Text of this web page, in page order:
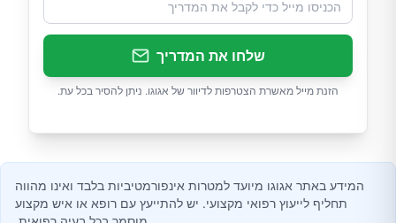
שלחו את המדריך
הזנת מייל מאשרת הצטרפות לדיוור של אגוגו. ניתן להסיר בכל עת.
המידע באתר אגוגו מיועד למטרות אינפורמטיביות בלבד ואינו מהווה
תחליף לייעוץ רפואי מקצועי. יש להתייעץ עם רופא או איש מקצוע